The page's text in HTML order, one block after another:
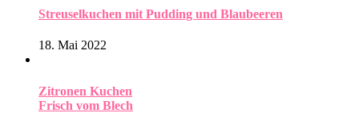
Streuselkuchen mit Pudding und Blaubeeren
18. Mai 2022
Zitronen Kuchen
Frisch vom Blech